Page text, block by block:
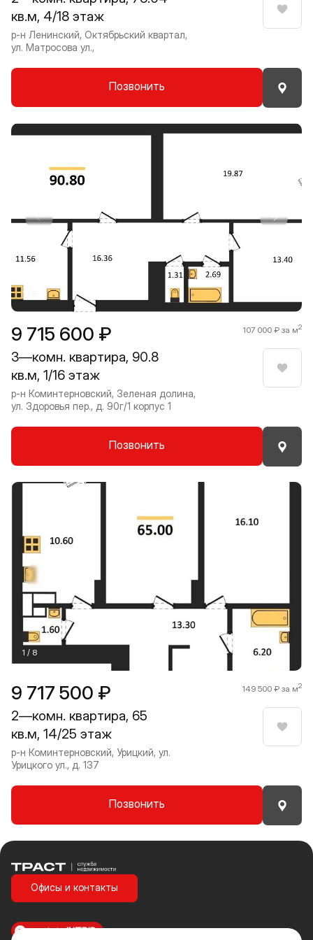
кв.м, 4/18 этаж
р-н Ленинский, Октябрьский квартал,
ул. Матросова ул.,
Позвонить
9 715 600 ₽ 107 000 ₽ за м2
3—комн. квартира, 90.8
кв.м, 1/16 этаж
р-н Коминтерновский, Зеленая долина,
ул. Здоровья пер., д. 90г/1 корпус 1
Позвонить
1 / 8
Прокрутить влево
9 717 500 ₽ 149 500 ₽ за м2
2—комн. квартира, 65
кв.м, 14/25 этаж
р-н Коминтерновский, Урицкий, ул.
Урицкого ул., д. 137
Позвонить
1 / 8
Траст | Служба недвижимости
Офисы и контакты
made inINTRID